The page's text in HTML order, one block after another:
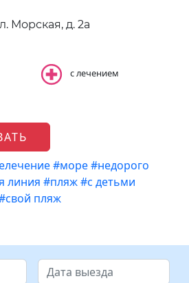
Морская, д. 2a
с лечением
#море#недорого
линия #пляж#с детьми
пляж